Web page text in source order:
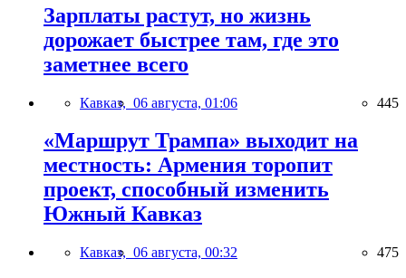
Зарплаты растут, но жизнь
дорожает быстрее там, где это
заметнее всего
Кавказ, 06 августа, 01:06 445
«Маршрут Трампа» выходит на
местность: Армения торопит
проект, способный изменить
Южный Кавказ
Кавказ, 06 августа, 00:32 475